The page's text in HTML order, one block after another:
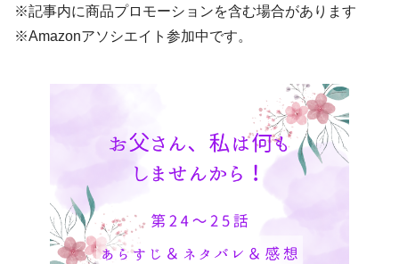
※記事内に商品プロモーションを含む場合があります
※Amazonアソシエイト参加中です。